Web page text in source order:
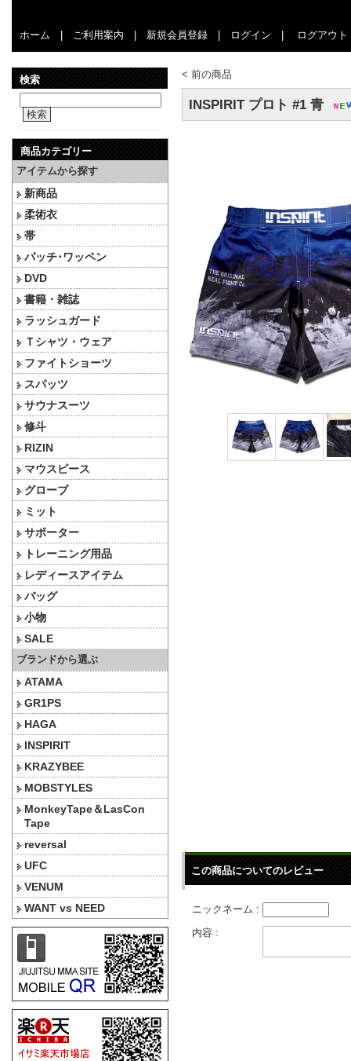
ホーム ご利用案内 新規会員登録 ログイン ログアウト
検索
検索
商品カテゴリー
アイテムから探す
新商品
柔術衣
帯
パッチ･ワッペン
DVD
書籍・雑誌
ラッシュガード
Ｔシャツ・ウェア
ファイトショーツ
スパッツ
サウナスーツ
修斗
RIZIN
マウスピース
グローブ
ミット
サポーター
トレーニング用品
レディースアイテム
バッグ
小物
SALE
ブランドから選ぶ
ATAMA
GR1PS
HAGA
INSPIRIT
KRAZYBEE
MOBSTYLES
MonkeyTape＆LasCon
Tape
reversal
UFC
VENUM
WANT vs NEED
< 前の商品
INSPIRIT プロト #1 青
この商品についてのレビュー
ニックネーム :
内容 :